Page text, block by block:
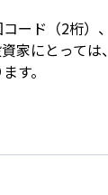
ード（2桁）
家にとって
す。